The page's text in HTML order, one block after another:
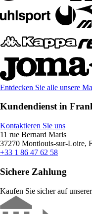
Entdecken Sie alle unsere
Kundendienst in
Kontaktieren Sie uns
11 rue Bernard Maris
37270 Montlouis-sur-Loire,
+33 1 86 47 62 58
Sichere Zahlung
Kaufen Sie sicher auf